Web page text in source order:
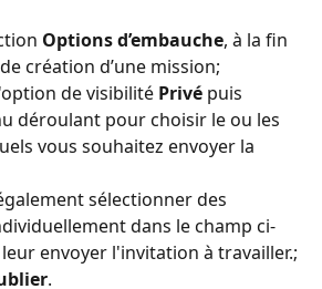
Options d’embauche, à la fin
création d’une mission;
de visibilité Privé puis
déroulant pour choisir le ou les
vous souhaitez envoyer la
sélectionner des
dans le champ ci-
envoyer l'invitation à travailler.;
.